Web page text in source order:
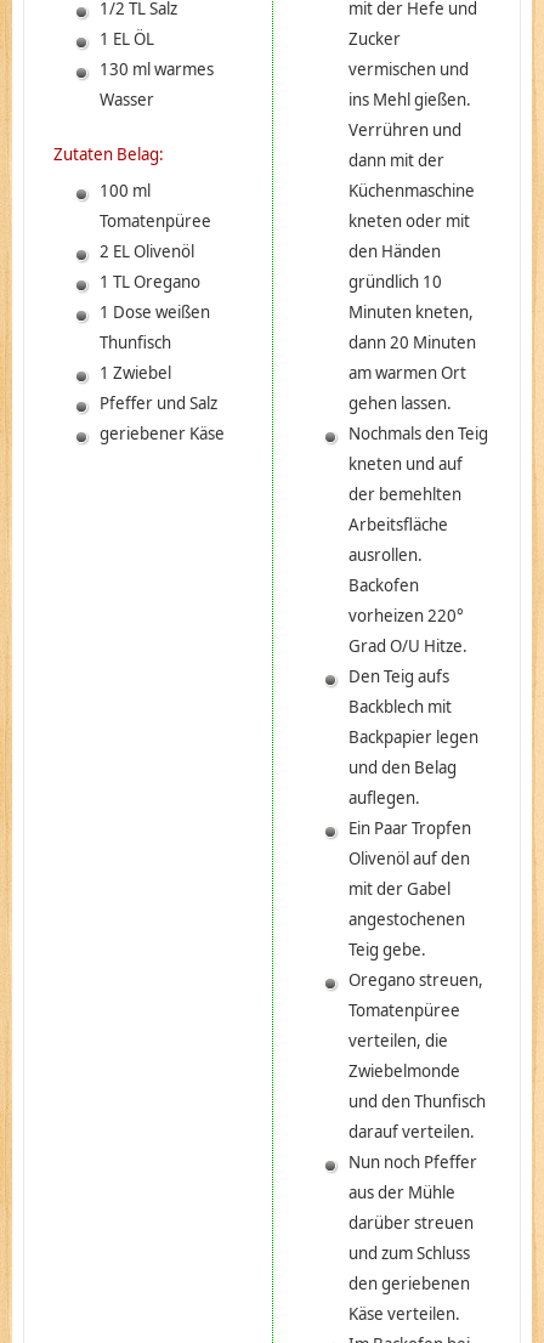
1/2 TL Salz
1 EL ÖL
130 ml warmes
Wasser
Zutaten Belag:
100 ml
Tomatenpüree
2 EL Olivenöl
1 TL Oregano
1 Dose weißen
Thunfisch
1 Zwiebel
Pfeffer und Salz
geriebener Käse
mit der Hefe und
Zucker
vermischen und
ins Mehl gießen.
Verrühren und
dann mit der
Küchenmaschine
kneten oder mit
den Händen
gründlich 10
Minuten kneten,
dann 20 Minuten
am warmen Ort
gehen lassen.
Nochmals den Teig
kneten und auf
der bemehlten
Arbeitsfläche
ausrollen.
Backofen
vorheizen 220°
Grad O/U Hitze.
Den Teig aufs
Backblech mit
Backpapier legen
und den Belag
auflegen.
Ein Paar Tropfen
Olivenöl auf den
mit der Gabel
angestochenen
Teig gebe.
Oregano streuen,
Tomatenpüree
verteilen, die
Zwiebelmonde
und den Thunfisch
darauf verteilen.
Nun noch Pfeffer
aus der Mühle
darüber streuen
und zum Schluss
den geriebenen
Käse verteilen.